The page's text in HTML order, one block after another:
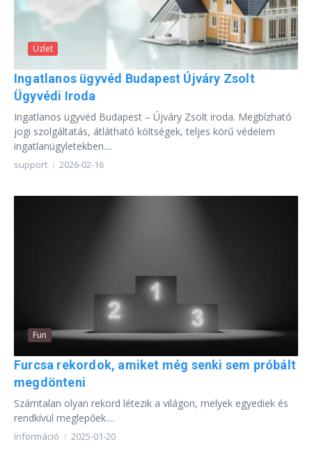
Üzlet
Ingatlanos ügyvéd Budapest Újváry Zsolt
Ügyvédi Iroda
Ingatlanos ügyvéd Budapest – Újváry Zsolt iroda. Megbízható
jogi szolgáltatás, átlátható költségek, teljes körű védelem
ingatlanügyletekben....
support 2026-02-16
Fun
Furcsa rekordok, amiket még senki sem próbált
megdönteni
Számtalan olyan rekord létezik a világon, melyek egyediek és
rendkívül meglepőek....
Információ 2025-01-20